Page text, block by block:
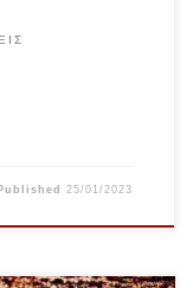
Published25/01/2023